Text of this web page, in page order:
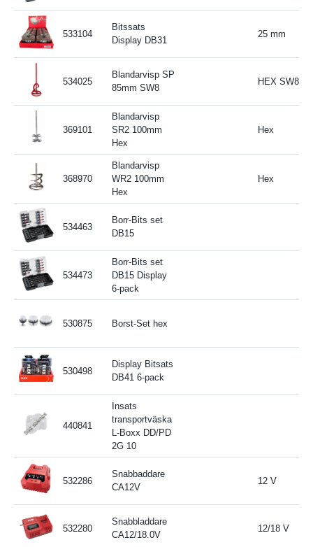
533104
Bitssats
Display DB31
25 mm
534025
Blandarvisp SP
85mm SW8
HEX SW8
369101
Blandarvisp
SR2 100mm
Hex
Hex
368970
Blandarvisp
WR2 100mm
Hex
Hex
534463
Borr-Bits set
DB15
534473
Borr-Bits set
DB15 Display
6-pack
530875 Borst-Set hex
530498
Display Bitsats
DB41 6-pack
440841
Insats
transportväska
L-Boxx DD/PD
2G 10
532286
Snabbaddare
CA12V
12 V
532280
Snabbladdare
CA12/18.0V
12/18 V